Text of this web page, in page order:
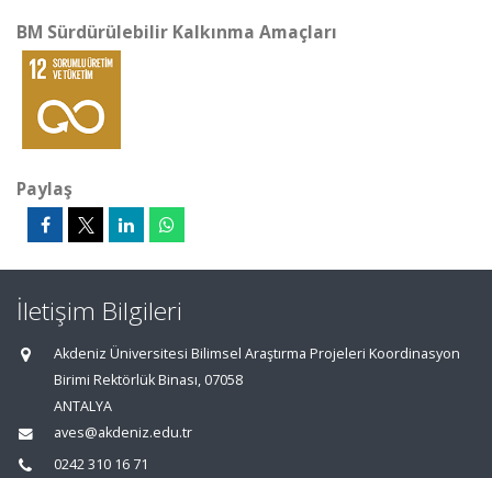
BM Sürdürülebilir Kalkınma Amaçları
Paylaş
İletişim Bilgileri
Akdeniz Üniversitesi Bilimsel Araştırma Projeleri Koordinasyon
Birimi Rektörlük Binası, 07058
ANTALYA
aves@akdeniz.edu.tr
0242 310 16 71